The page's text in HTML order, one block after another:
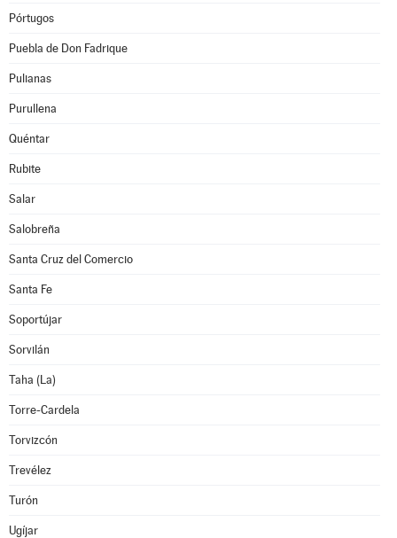
Pórtugos
Puebla de Don Fadrique
Pulianas
Purullena
Quéntar
Rubite
Salar
Salobreña
Santa Cruz del Comercio
Santa Fe
Soportújar
Sorvilán
Taha (La)
Torre-Cardela
Torvizcón
Trevélez
Turón
Ugíjar